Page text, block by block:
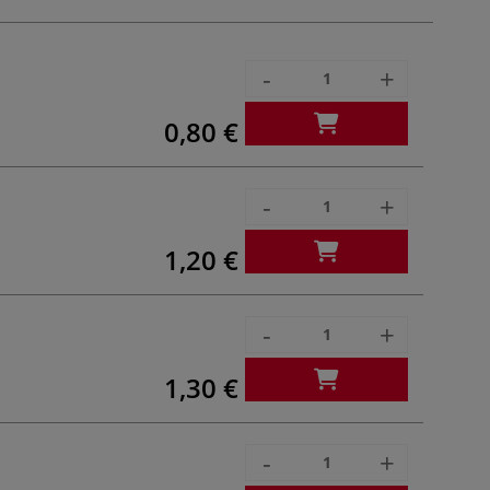
0,80 €
- +
1,20 €
- +
1,30 €
- +
- +